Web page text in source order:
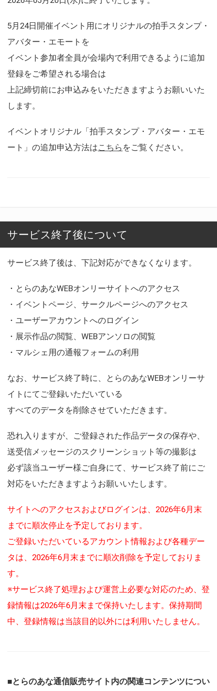
5月24日開催イベント用にオリジナルの拍手スタンプ・
アバター・エモートを
イベント参加者全員が会場内で利用できるように追加
登録をご希望される場合は
上記締切前にお申込みをいただきますようお願いいた
します。
イベントオリジナル「拍手スタンプ・アバター・エモ
ート」の追加申込方法はこちら をご覧ください。
サービス終了後について
サービス終了後は、下記対応ができなくなります。
・とらのあなWEBオンリーサイトへのアクセス
・イベントページ、サークルページへのアクセス
・ユーザーアカウントへのログイン
・展示作品の閲覧、WEBアンソロの閲覧
・マルシェ用の通報フォームの利用
なお、サービス終了時に、とらのあなWEBオンリーサ
イトにてご登録いただいている
すべてのデータを削除させていただきます。
恐れ入りますが、ご登録された作品データの保存や、
送受信メッセージのスクリーンショット等の撮影は
必ず該当ユーザー様ご自身にて、サービス終了前にご
対応をいただきますようお願いいたします。
サイトへのアクセスおよびログインは、2026年6月末
までに順次停止を予定しております。
ご登録いただいているアカウント情報および各種デー
タは、2026年6月末までに順次削除を予定しておりま
す。
※サービス終了処理および運営上必要な対応のため、登
録情報は2026年6月末まで保持いたします。保持期間
中、登録情報は当該目的以外には利用いたしません。
■とらのあな通信販売サイト内の関連コンテンツについ